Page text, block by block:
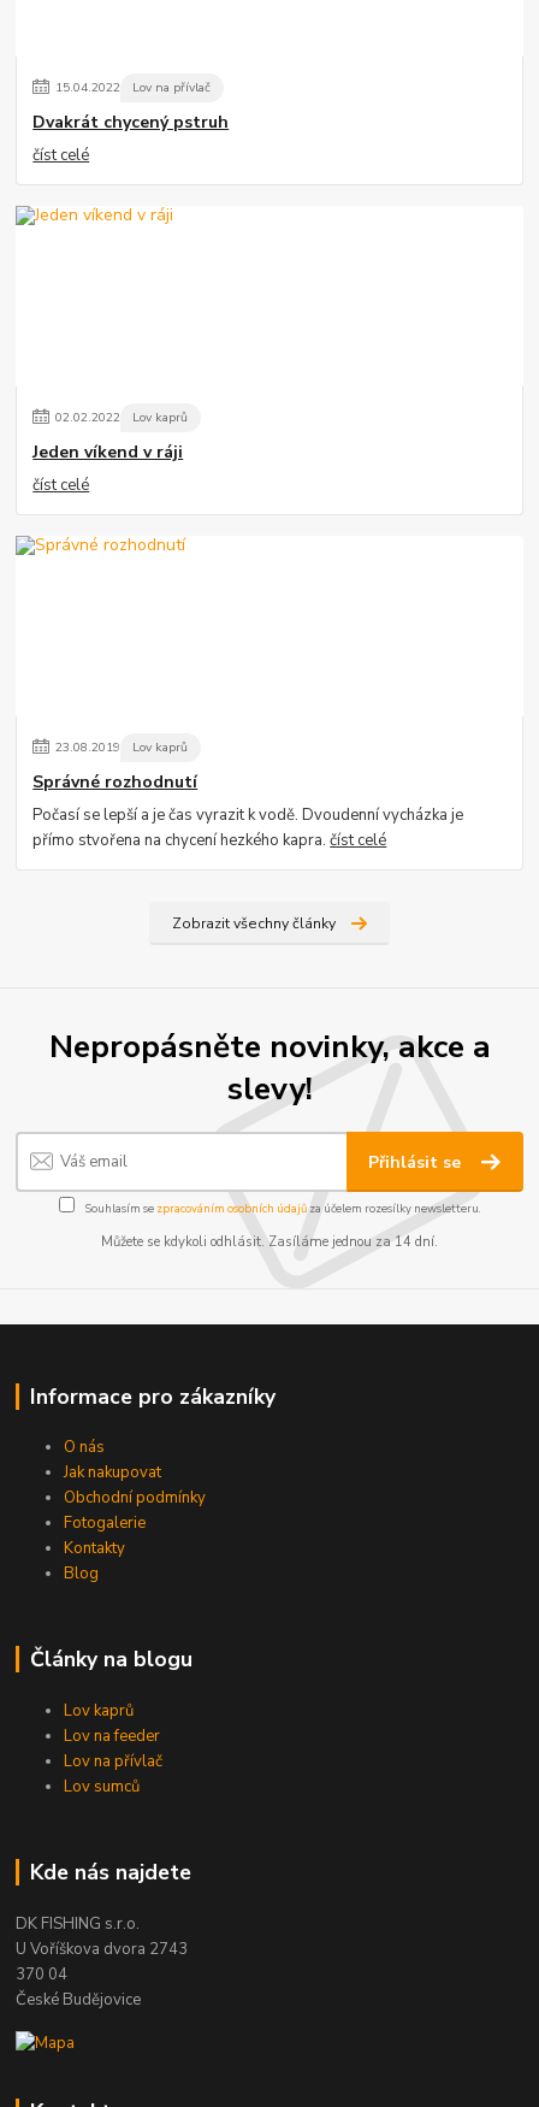
15.04.2022 Lov na přívlač
Dvakrát chycený pstruh
číst celé
02.02.2022 Lov kaprů
Jeden víkend v ráji
číst celé
23.08.2019 Lov kaprů
Správné rozhodnutí
Počasí se lepší a je čas vyrazit k vodě. Dvoudenní vycházka je
přímo stvořena na chycení hezkého kapra.číst celé
Zobrazit všechny články
Nepropásněte novinky, akce a
slevy!
Přihlásit se
Souhlasím se zpracováním osobních údajůza účelem rozesílky newsletteru.
Můžete se kdykoli odhlásit. Zasíláme jednou za 14 dní.
Informace pro zákazníky
O nás
Jak nakupovat
Obchodní podmínky
Fotogalerie
Kontakty
Blog
Články na blogu
Lov kaprů
Lov na feeder
Lov na přívlač
Lov sumců
Kde nás najdete
DK FISHING s.r.o.
U Voříškova dvora 2743
370 04
České Budějovice